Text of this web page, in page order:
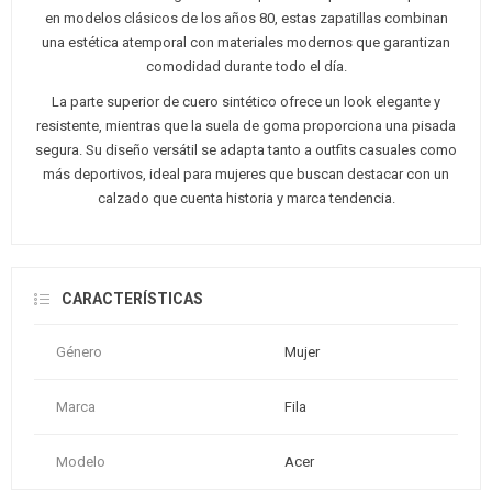
en modelos clásicos de los años 80, estas zapatillas combinan
una estética atemporal con materiales modernos que garantizan
comodidad durante todo el día.
La parte superior de cuero sintético ofrece un look elegante y
resistente, mientras que la suela de goma proporciona una pisada
segura. Su diseño versátil se adapta tanto a outfits casuales como
más deportivos, ideal para mujeres que buscan destacar con un
calzado que cuenta historia y marca tendencia.
CARACTERÍSTICAS
Género Mujer
Marca Fila
Modelo Acer